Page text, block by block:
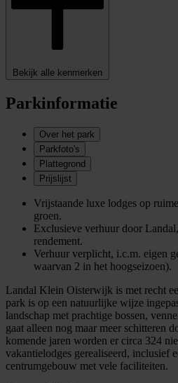
Bekijk alle kenmerken
Parkinformatie
Over het park
Parkfoto's
Plattegrond
Prijslijst
Vrijstaande luxe lodges op
groen.
Exclusieve verhuur door
rendement.
Verhuur verplicht, i.c.m. eigen
waarvan 2 in het hoogseizoen).
Landal Klein Oisterwijk is met recht
park is op een natuurlijke wijze
landschap met prachtige bossen,
gaat alleen nog maar meer schitteren
komende jaren worden er circa 324
vakantielodges gerealiseerd, inclusief
centrumgebouw met vele faciliteiten.